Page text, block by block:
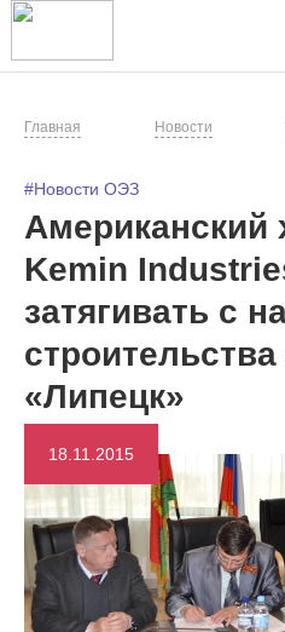
Главная Новости
#Новости ОЭЗ
Американский
Kemin
затягивать с
«Липецк»
18.11.2015